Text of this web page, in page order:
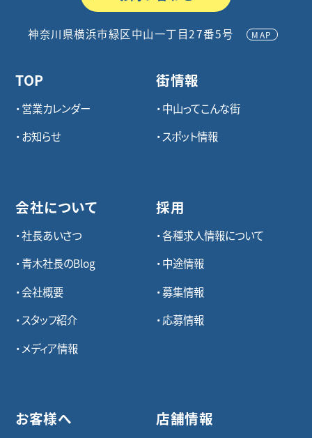
神奈川県横浜市緑区中山一丁目27番5号 MAP
TOP
営業カレンダー
お知らせ
会社について
社長あいさつ
青木社長のBlog
会社概要
スタッフ紹介
メディア情報
お客様へ
街情報
中山ってこんな街
スポット情報
採用
各種求⼈情報について
中途情報
募集情報
応募情報
店舗情報